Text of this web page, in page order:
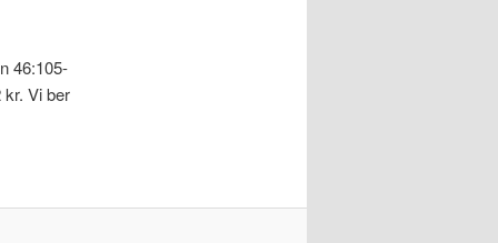
46:105-
kr. Vi ber